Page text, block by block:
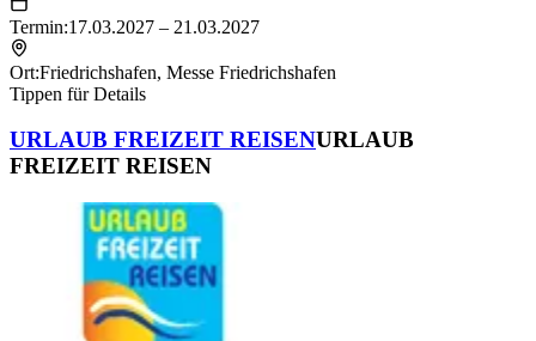
Termin:17.03.2027 – 21.03.2027
Ort:Friedrichshafen, Messe Friedrichshafen
Tippen für Details
URLAUB FREIZEIT REISENURLAUB
FREIZEIT REISEN